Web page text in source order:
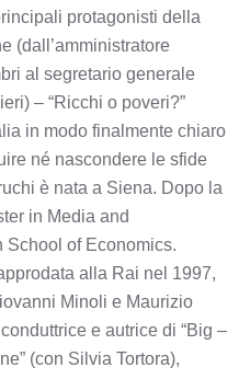
protagonisti della
(dall’amministratore
al segretario generale
– “Ricchi o poveri?”
in modo finalmente chiaro
né nascondere le sfide
è nata a Siena. Dopo la
in Media and
School of Economics.
alla Rai nel 1997,
Minoli e Maurizio
e autrice di “Big –
(con Silvia Tortora),